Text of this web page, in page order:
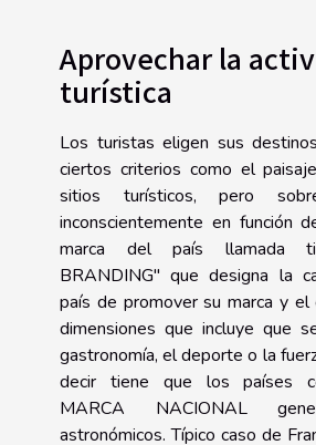
Aprovechar la
turística
Los turistas eligen sus
ciertos criterios como el
sitios turísticos, pero
inconscientemente en función
marca del país llamada
BRANDING" que designa la
país de promover su marca y el
dimensiones que incluye que
gastronomía, el deporte o la
decir tiene que los países
MARCA NACIONAL
astronómicos. Típico caso de